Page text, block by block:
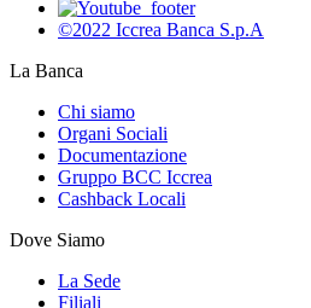
©2022 Iccrea Banca S.p.A
La Banca
Chi siamo
Organi Sociali
Documentazione
Gruppo BCC Iccrea
Cashback Locali
Dove Siamo
La Sede
Filiali